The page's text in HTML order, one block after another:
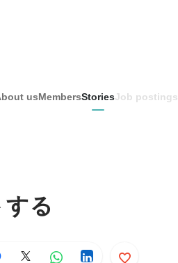
usMembersStoriesJob postings
る